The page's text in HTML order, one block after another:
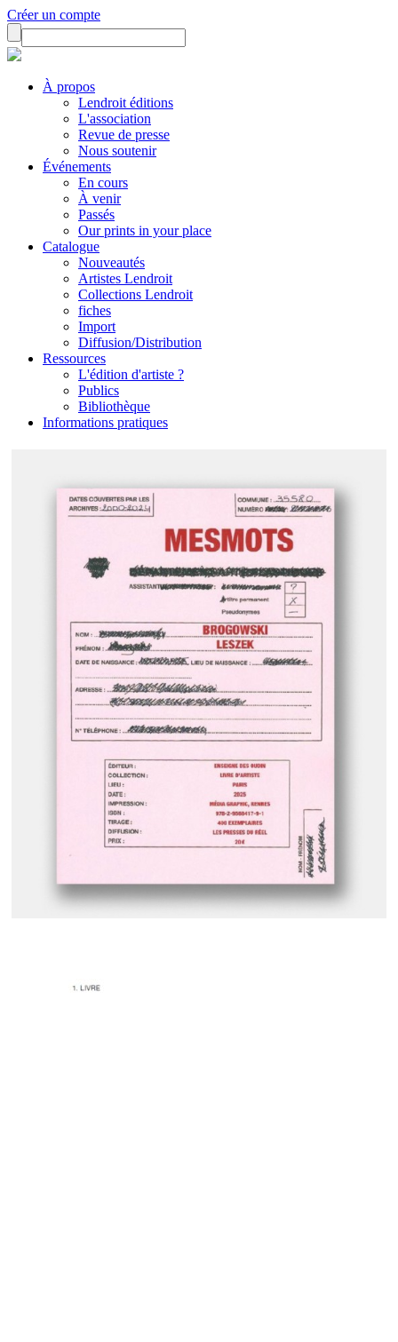
Créer un compte
À propos
Lendroit éditions
L'association
Revue de presse
Nous soutenir
Événements
En cours
À venir
Passés
Our prints in your place
Catalogue
Nouveautés
Artistes Lendroit
Collections Lendroit
fiches
Import
Diffusion/Distribution
Ressources
L'édition d'artiste ?
Publics
Bibliothèque
Informations pratiques